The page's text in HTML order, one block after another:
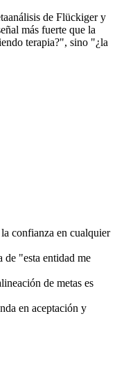
de Flückiger y
más fuerte que la
terapia?", sino "¿la
confianza en cualquier
de "esta entidad me
de metas es
en aceptación y